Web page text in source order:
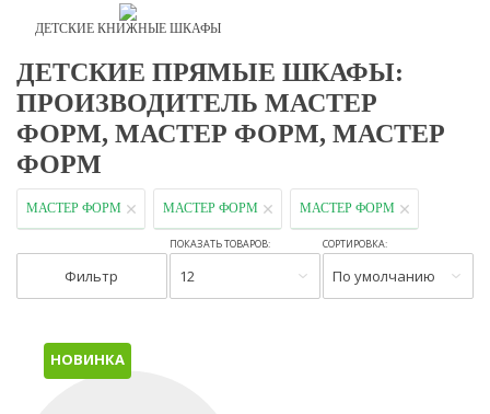
ДЕТСКИЕ КНИЖНЫЕ ШКАФЫ
ДЕТСКИЕ ПРЯМЫЕ ШКАФЫ:
ПРОИЗВОДИТЕЛЬ МАСТЕР
ФОРМ, МАСТЕР ФОРМ, МАСТЕР
ФОРМ
МАСТЕР ФОРМ МАСТЕР ФОРМ МАСТЕР ФОРМ
Фильтр
ПОКАЗАТЬ ТОВАРОВ:
12
СОРТИРОВКА:
По умолчанию
НОВИНКА